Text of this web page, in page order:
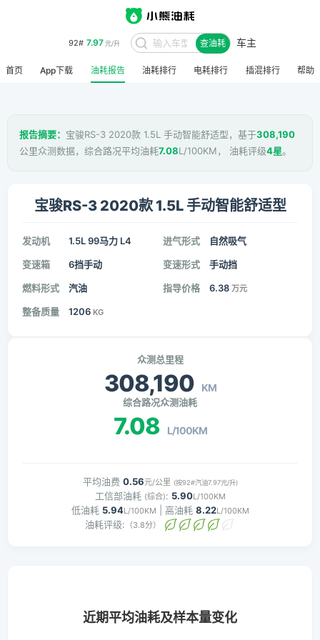
92# 7.97 元/升 查油耗 车主
首页 App下载 油耗报告 油耗排行 电耗排行 插混排行 帮助
报告摘要： 宝骏RS-3 2020款 1.5L 手动智能舒适型，基于308,190
公里众测数据，综合路况平均油耗7.08L/100KM， 油耗评级4星。
宝骏RS-3 2020款 1.5L 手动智能舒适型
发动机 1.5L 99马力 L4 进气形式 自然吸气
变速箱 6挡手动 变速形式 手动挡
燃料形式 汽油 指导价格 6.38 万元
整备质量 1206 KG
众测总里程
308,190 KM
综合路况众测油耗
7.08 L/100KM
平均油费 0.56元/公里 (按92#汽油7.97元/升)
工信部油耗 (综合): 5.90L/100KM
低油耗 5.94L/100KM | 高油耗 8.22L/100KM
油耗评级: （3.8分）